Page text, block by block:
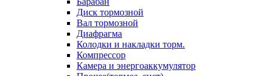
Диск тормозной
Вал тормозной
Диафрагма
Колодки и накладки торм.
Компрессор
Камера и энергоаккумулятор